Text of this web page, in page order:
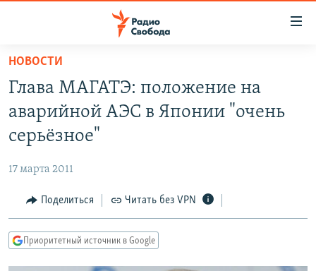
упрощенного
доступа
основному
Вернутся
Вернутся
АВТОРСКИЕ ПРОЕКТЫ
МНЕНИЯ
КУЛЬТУРА
КАВКАЗ.РЕАЛИИ
НОВОСТИ
Глава МАГАТЭ: положение на
аварийной АЭС в Японии "очень
серьёзное"
17 марта 2011
Поделиться Читать без VPN
Приоритетный источник в Google